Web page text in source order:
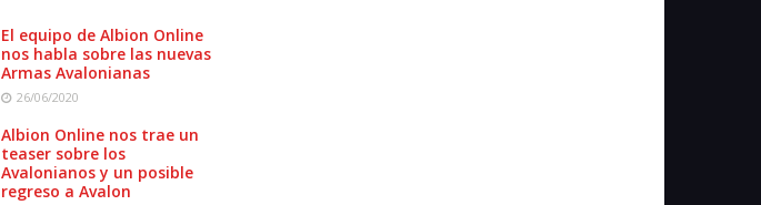
El equipo de Albion Online
nos habla sobre las nuevas
Armas Avalonianas
26/06/2020
Albion Online nos trae un
teaser sobre los
Avalonianos y un posible
regreso a Avalon